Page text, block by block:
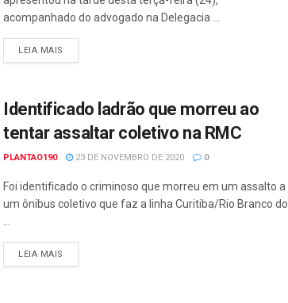
acompanhado do advogado na Delegacia ...
LEIA MAIS
Identificado ladrão que morreu ao
tentar assaltar coletivo na RMC
PLANTAO190 23 DE NOVEMBRO DE 2020 0
Foi identificado o criminoso que morreu em um assalto a
um ônibus coletivo que faz a linha Curitiba/Rio Branco do
...
LEIA MAIS